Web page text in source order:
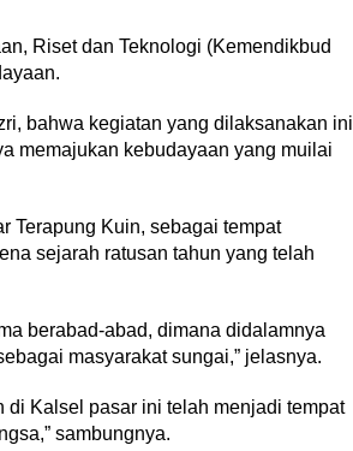
Riset dan Teknologi (Kemendikbud
bahwa kegiatan yang dilaksanakan ini
memajukan kebudayaan yang muilai
Terapung Kuin, sebagai tempat
sejarah ratusan tahun yang telah
berabad-abad, dimana didalamnya
masyarakat sungai,” jelasnya.
di Kalsel pasar ini telah menjadi tempat
sambungnya.